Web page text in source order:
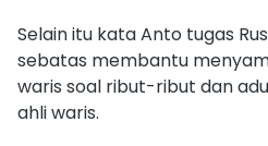
Selain itu kata Anto tugas
sebatas membantu
waris soal ribut-ribut dan
ahli waris.